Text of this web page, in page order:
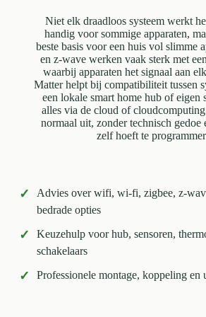
Niet elk draadloos systeem werkt
handig voor sommige apparaten,
beste basis voor een huis vol slimme
en z-wave werken vaak sterk met
waarbij apparaten het signaal aan
Matter helpt bij compatibiliteit tussen
een lokale smart home hub of eigen
alles via de cloud of
normaal uit, zonder technisch gedoe
zelf hoeft te
✓
Advies over wifi, wi-fi, zigbee, z-
bedrade opties
✓
Keuzehulp voor hub, sensoren,
schakelaars
✓ Professionele montage, koppeling en